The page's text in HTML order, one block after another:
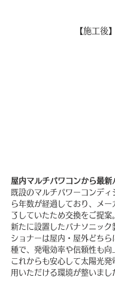
【施工後】
屋内マルチパワコンから最新
既設のマルチパワーコンディ
ら年数が経過しており、メー
了していたため交換をご提案
新たに設置したパナソニック
ショナーは屋内・屋外どちら
種で、発電効率や信頼性も向
これからも安心して太陽光発
用いただける環境が整いまし